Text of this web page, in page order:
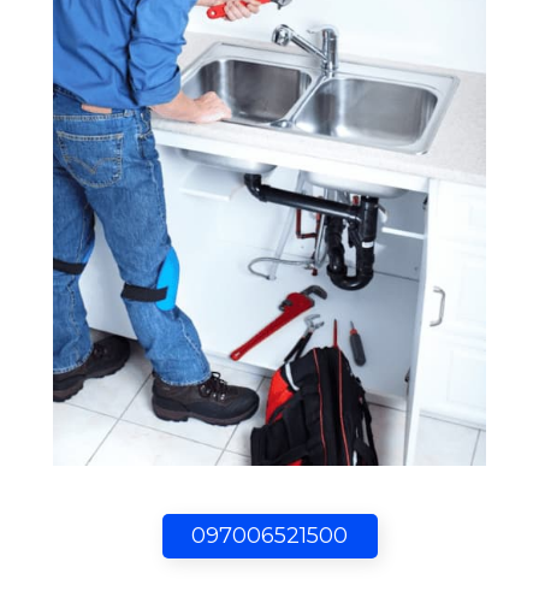
097006521500